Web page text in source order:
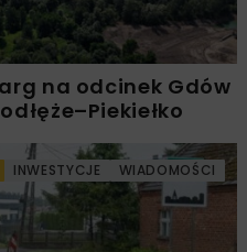
na odcinek Gdów
INWESTYCJE WIADOMOŚCI